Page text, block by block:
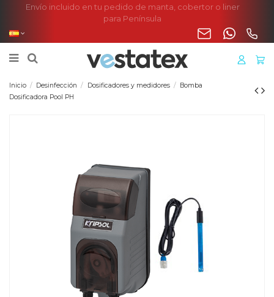
Envío incluido en tu pedido de manta, cobertor o liner
para Península
Inicio Desinfección Dosificadores y medidores
Bomba
Dosificadora Pool PH